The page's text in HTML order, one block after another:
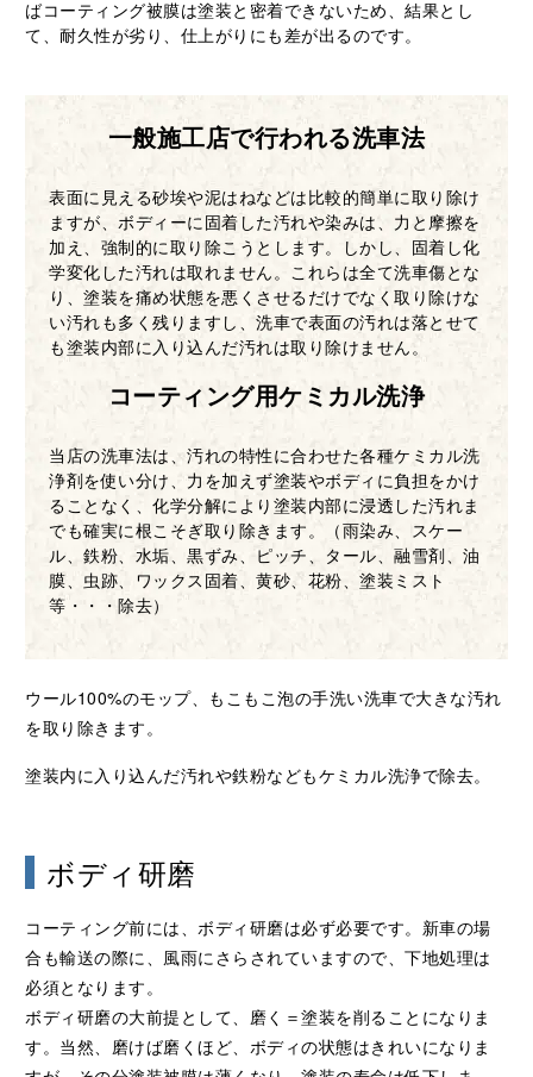
ばコーティング被膜は塗装と密着できないため、結果とし
て、耐久性が劣り、仕上がりにも差が出るのです。
一般施工店で行われる洗車法
表面に見える砂埃や泥はねなどは比較的簡単に取り除け
ますが、ボディーに固着した汚れや染みは、力と摩擦を
加え、強制的に取り除こうとします。しかし、固着し化
学変化した汚れは取れません。これらは全て洗車傷とな
り、塗装を痛め状態を悪くさせるだけでなく取り除けな
い汚れも多く残りますし、洗車で表面の汚れは落とせて
も塗装内部に入り込んだ汚れは取り除けません。
コーティング用ケミカル洗浄
当店の洗車法は、汚れの特性に合わせた各種ケミカル洗
浄剤を使い分け、力を加えず塗装やボディに負担をかけ
ることなく、化学分解により塗装内部に浸透した汚れま
でも確実に根こそぎ取り除きます。（雨染み、スケー
ル、鉄粉、水垢、黒ずみ、ピッチ、タール、融雪剤、油
膜、虫跡、ワックス固着、黄砂、花粉、塗装ミスト
等・・・除去）
ウール100%のモップ、もこもこ泡の手洗い洗車で大きな汚れ
を取り除きます。
塗装内に入り込んだ汚れや鉄粉などもケミカル洗浄で除去。
ボディ研磨
コーティング前には、ボディ研磨は必ず必要です。新車の場
合も輸送の際に、風雨にさらされていますので、下地処理は
必須となります。
ボディ研磨の大前提として、磨く＝塗装を削ることになりま
す。当然、磨けば磨くほど、ボディの状態はきれいになりま